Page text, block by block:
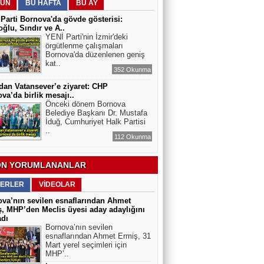
ELEKTRİKLİ SCOOTERLAR
YASAKLANMALI MI? GÜVENLİK Mİ,
ÖZGÜRLÜK MÜ?
BU HAFTA BU AY
Bornova'da gövde gösterisi:
Sındır ve A..
YENİ Parti'nin İzmir'deki
örgütlenme çalışmaları
Bornova'da düzenlenen geniş
kat..
352 Okunma
Vatansever’e ziyaret: CHP
birlik mesajı..
Önceki dönem Bornova
Belediye Başkanı Dr. Mustafa
İduğ, Cumhuriyet Halk Partisi
..
112 Okunma
YORUMLANANLAR
VİDEOLAR
sevilen esnaflarından Ahmet
MHP’den Meclis üyesi aday adaylığını
Bornova’nın sevilen
esnaflarından Ahmet Ermiş, 31
Mart yerel seçimleri için
MHP’..